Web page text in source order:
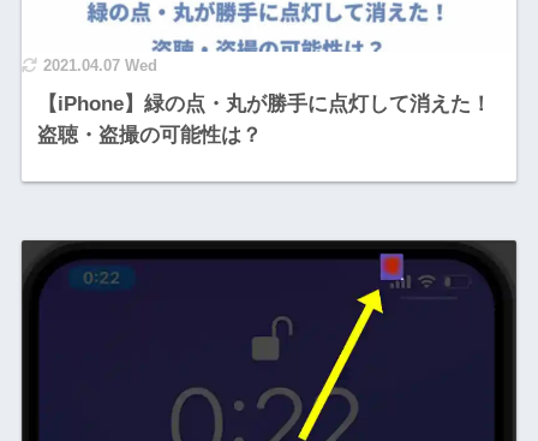
2021.04.07 Wed
【iPhone】緑の点・丸が勝手に点灯して消えた！
盗聴・盗撮の可能性は？